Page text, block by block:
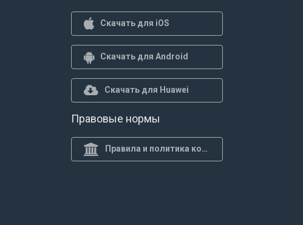
Скачать для iOS
Скачать для Android
Скачать для Huawei
Правовые нормы
Правила и политика конф.